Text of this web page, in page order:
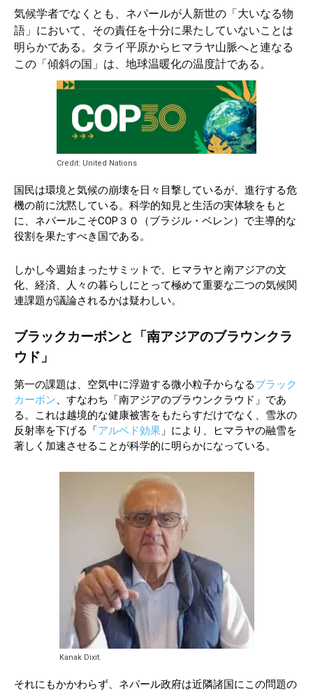
気候学者でなくとも、ネパールが人新世の「大いなる物
語」において、その責任を十分に果たしていないことは
明らかである。タライ平原からヒマラヤ山脈へと連なる
この「傾斜の国」は、地球温暖化の温度計である。
Credit: United Nations
国民は環境と気候の崩壊を日々目撃しているが、進行する危
機の前に沈黙している。科学的知見と生活の実体験をもと
に、ネパールこそCOP３０（ブラジル・ベレン）で主導的な
役割を果たすべき国である。
しかし今週始まったサミットで、ヒマラヤと南アジアの文
化、経済、人々の暮らしにとって極めて重要な二つの気候関
連課題が議論されるかは疑わしい。
ブラックカーボンと「南アジアのブラウンクラ
ウド」
第一の課題は、空気中に浮遊する微小粒子からなるブラック
カーボン 、すなわち「南アジアのブラウンクラウド」であ
る。これは越境的な健康被害をもたらすだけでなく、雪氷の
反射率を下げる「アルベド効果 」により、ヒマラヤの融雪を
著しく加速させることが科学的に明らかになっている。
Kanak Dixit.
それにもかかわらず、ネパール政府は近隣諸国にこの問題の